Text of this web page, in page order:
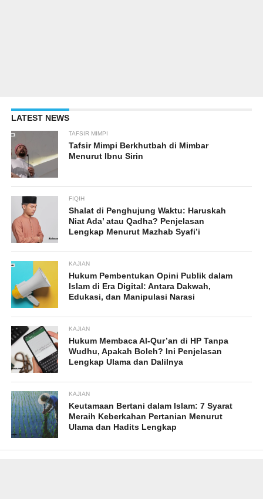
LATEST NEWS
TAFSIR MIMPI
Tafsir Mimpi Berkhutbah di Mimbar
Menurut Ibnu Sirin
FIQIH
Shalat di Penghujung Waktu: Haruskah
Niat Ada’ atau Qadha? Penjelasan
Lengkap Menurut Mazhab Syafi’i
KAJIAN
Hukum Pembentukan Opini Publik dalam
Islam di Era Digital: Antara Dakwah,
Edukasi, dan Manipulasi Narasi
KAJIAN
Hukum Membaca Al-Qur’an di HP Tanpa
Wudhu, Apakah Boleh? Ini Penjelasan
Lengkap Ulama dan Dalilnya
KAJIAN
Keutamaan Bertani dalam Islam: 7 Syarat
Meraih Keberkahan Pertanian Menurut
Ulama dan Hadits Lengkap